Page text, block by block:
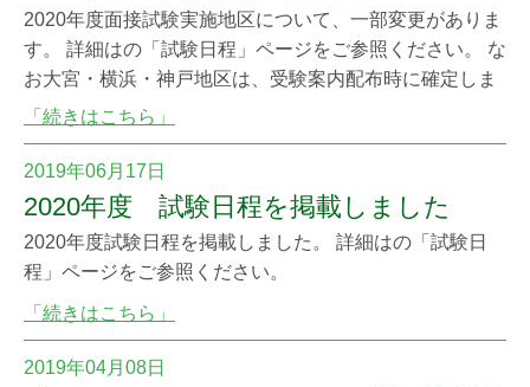
2020年度面接試験実施地区について、一部変更がありま
す。 詳細はの「試験日程」ページをご参照ください。 な
お大宮・横浜・神戸地区は、受験案内配布時に確定しま
す。 申請前に受験案内やWebサイトで最新情報を必ずご
「続きはこちら」
2019年06月17日
2020年度 試験日程を掲載しました
2020年度試験日程を掲載しました。 詳細はの「試験日
程」ページをご参照ください。
「続きはこちら」
2019年04月08日